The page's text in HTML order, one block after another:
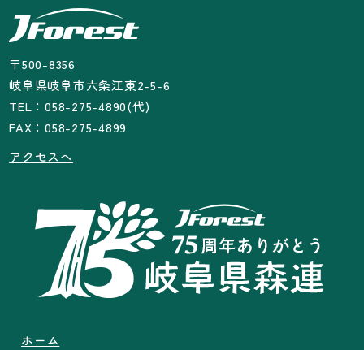
〒500-8356
岐阜県岐阜市六条江東2-5-6
TEL：058-275-4890(代)
FAX：058-275-4899
アクセスへ
ホーム